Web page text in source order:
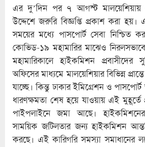
এর দু’দিন পর ৭ আগস্ট মালয়েশিয়ায়
উদ্দেশে জরুরি বিজ্ঞপ্তি প্রকাশ করা
সময়ের মধ্যে পাসপোর্ট সেবা নিশ্চিত
কোভিড-১৯ মহামারির মাঝেও
মহামারিকালে হাইকমিশন প্রবাসীদের
অফিসের মাধ্যমে মালয়েশিয়ার বিভিন্ন
যাচ্ছে। কিন্তু ঢাকার ইমিগ্রেশন ও
ধারণক্ষমতা শেষ হয়ে যাওয়ায় এই মুহূর্তে
পাইপলাইনে জমা আছে।
সাময়িক জটিলতার জন্য হাইকমিশন
করছে। এই কারিগরি সমস্যা সমাধানের